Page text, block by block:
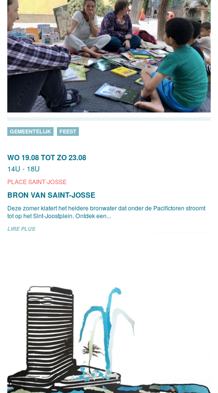
WO 19.08 TOT ZO 23.08
14U - 18U
PLACE SAINT-JOSSE
GEMEENTELIJK FEEST
BRON VAN SAINT-JOSSE
Deze zomer klatert het heldere bronwater dat onder de Pacifictoren stroomt
tot op het Sint-Joostplein. Ontdek een...
LIRE PLUS